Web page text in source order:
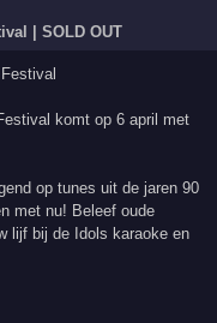
| SOLD OUT
komt op 6 april met
op tunes uit de jaren 90
met nu! Beleef oude
lijf bij de Idols karaoke en